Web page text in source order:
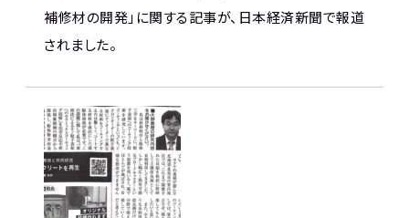
補修材の開発」に関する記事が、日本経済新聞で報道
されました。